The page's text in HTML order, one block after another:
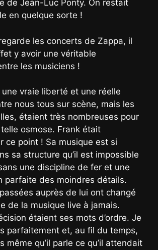
de Jean-Luc Ponty. On restait
en quelque sorte !
les concerts de Zappa, il
y avoir une véritable
les musiciens !
vraie liberté et une réelle
nous tous sur scène, mais les
étaient très nombreuses pour
osmose. Frank était
ce point ! Sa musique est si
sa structure qu’il est impossible
une discipline de fer et une
parfaite des moindres détails.
auprès de lui ont changé
de la musique live à jamais.
étaient ses mots d’ordre. Je
parfaitement et, au fil du temps,
même qu’il parle ce qu’il attendait